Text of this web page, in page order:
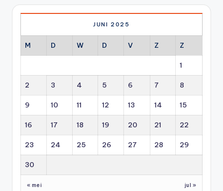
JUNI 2025
M D W D V Z Z
1
2 3 4 5 6 7 8
9 10 11 12 13 14 15
16 17 18 19 20 21 22
23 24 25 26 27 28 29
30
« mei jul »